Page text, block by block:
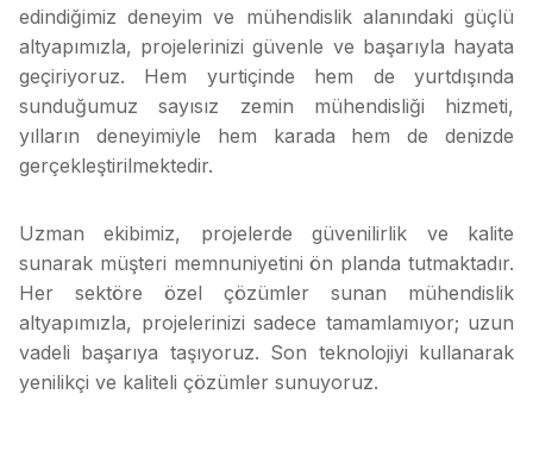
edindiğimiz deneyim ve mühendislik alanındaki güçlü
altyapımızla, projelerinizi güvenle ve başarıyla hayata
geçiriyoruz. Hem yurtiçinde hem de yurtdışında
sunduğumuz sayısız zemin mühendisliği hizmeti,
yılların deneyimiyle hem karada hem de denizde
gerçekleştirilmektedir.
Uzman ekibimiz, projelerde güvenilirlik ve kalite
sunarak müşteri memnuniyetini ön planda tutmaktadır.
Her sektöre özel çözümler sunan mühendislik
altyapımızla, projelerinizi sadece tamamlamıyor; uzun
vadeli başarıya taşıyoruz. Son teknolojiyi kullanarak
yenilikçi ve kaliteli çözümler sunuyoruz.